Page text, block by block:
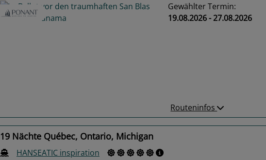
Gewählter Termin:
19.08.2026 - 27.08.2026
Routeninfos
19 Nächte Québec, Ontario, Michigan
HANSEATIC inspiration